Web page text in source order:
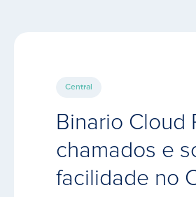
Central
Binario Cloud
chamados e
facilidade no